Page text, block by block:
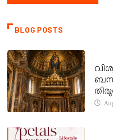
BLOG POSTS